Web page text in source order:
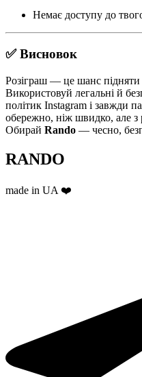
Немає доступу до
✅ Висновок
Розіграш — це шанс підняти
Використовуй легальні й
політик Instagram і завжди
обережно, ніж швидко, але з
Обирай Rando — чесно,
RANDO
made in UA ❤️